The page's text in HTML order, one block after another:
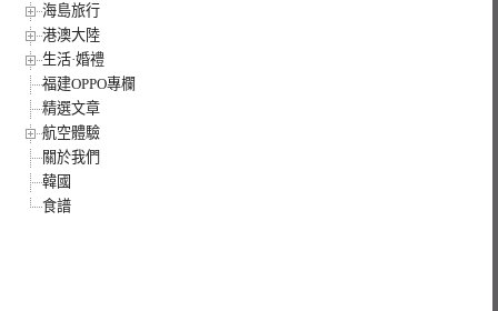
海島旅行
港澳大陸
生活·婚禮
福建OPPO專欄
精選文章
航空體驗
關於我們
韓國
食譜